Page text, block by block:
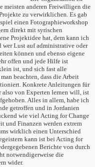
meisten anderen Freiwilligen die
zu verwirklichen. Es gab
einen Fotographieworkshop
direkt mit syrischen
Projektidee hat, dem kann ich
wer Lust auf administrative oder
können und ebenso eigene
offen und jede Hilfe ist
ist, und sich fast alle
beachten, dass die Arbeit
Konkrete Anleitungen für
also von Experten lernen will, ist
Alles in allem, habe ich
getroffen und in Jordanien
wie viel Acting for Change
und Finanzen werden extrem
wirklich einen Unterschied
kann ist bei Acting for
Berichte von durch
notwendigerweise die
wider.